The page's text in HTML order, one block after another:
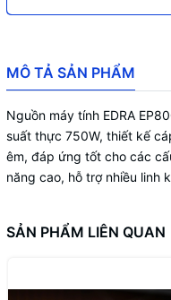
MÔ TẢ SẢN PHẨM
Nguồn máy tính EDRA
suất thực 750W, thiết kế
êm, đáp ứng tốt cho các
năng cao, hỗ trợ nhiều linh
SẢN PHẨM LIÊN QUAN